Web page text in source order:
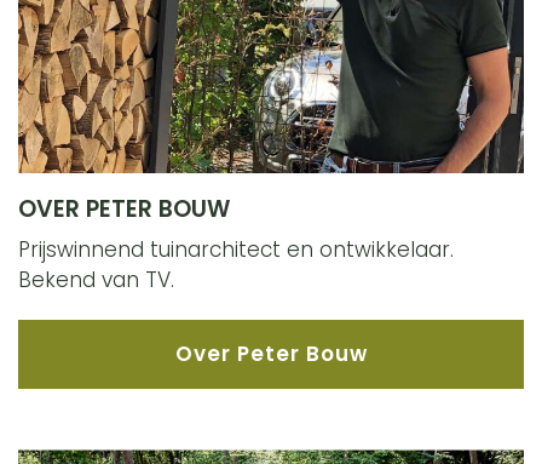
OVER PETER BOUW
Prijswinnend tuinarchitect en ontwikkelaar.
Bekend van TV.
Over Peter Bouw